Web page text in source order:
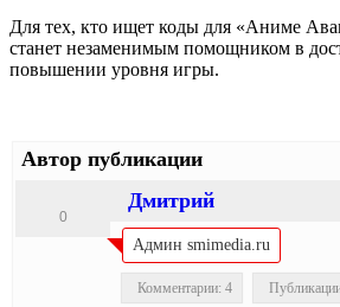
Для тех, кто ищет коды для «Аниме
станет незаменимым помощником в
повышении уровня игры.
Автор публикации
Дмитрий
0
Админ smimedia.ru
Комментарии: 4